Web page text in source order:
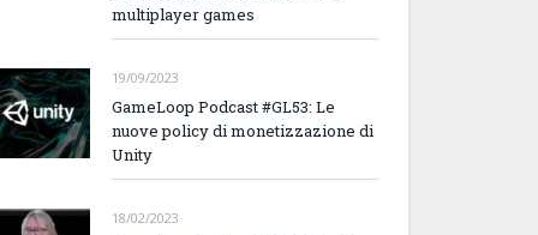
multiplayer games
19/09/2023
GameLoop Podcast #GL53: Le
nuove policy di monetizzazione di
Unity
18/02/2023